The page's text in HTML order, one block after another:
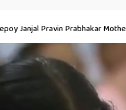
Janjal Pravin Prabhakar